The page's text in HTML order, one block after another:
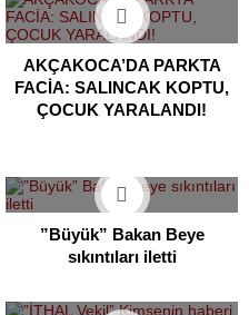
AKÇAKOCA’DA PARKTA
FACİA: SALINCAK KOPTU,
ÇOCUK YARALANDI!
”Büyük” Bakan Beye
sıkıntıları iletti